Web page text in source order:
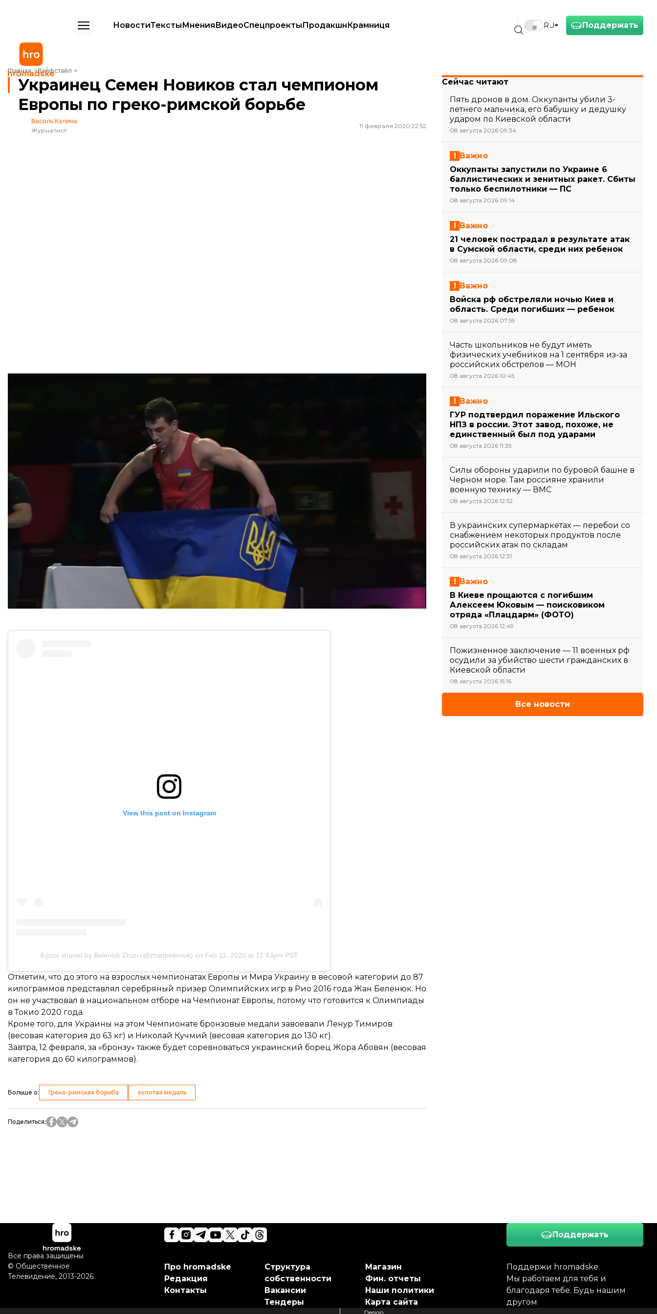
Поддержать
RU
НовостиТекстыМненияВидеоСпецпроектыПродакшнКрамниця
Главная Лайфстайл
Украинец Семен Новиков стал чемпионом Европы по греко-римской борьбе
Украинец Семен Новиков стал чемпионом
Европы по греко-римской борьбе
Василь Калина
Журналист
11 февраля 2020 22:52
Украинский 23—летний борец греко—римского стиля Семен Новиков завоевал золотую медаль,
дебютировав на Чемпионате Европы среди взрослых, который проходит в Риме, в весовой
За «золото» Новиков боролся с венгром Льоринзом, которого победил со счетом 7:1.
В 1/8 финала Новиков досрочно победил испанца Гаска Фреснеду со счетом 9:0 — для досрочной
победы нужен разрыв в 8 баллов, или удержать соперника на лопатках — ред.
В 1/4 украинец выиграл турка Матехена Басара со счетом 7:2, а в полуфинале на последних секундах
победил у российского спортсмена Александра Комарова, схватка закончилась со счетом 6:3.
View this post on Instagram
A post shared by Beleniuk Zhan (@zhanbeleniuk) on Feb 11, 2020 at 12:43pm PST
Отметим, что до этого на взрослых чемпионатах Европы и Мира Украину в весовой категории до 87
килограммов представлял серебряный призер Олимпийских игр в Рио 2016 года Жан Беленюк. Но
он не участвовал в национальном отборе на Чемпионат Европы, потому что готовится к Олимпиады
в Токио 2020 года.
Кроме того, для Украины на этом Чемпионате бронзовые медали завоевали Ленур Тимиров
(весовая категория до 63 кг) и Николай Кучмий (весовая категория до 130 кг).
Завтра, 12 февраля, за «бронзу» также будет соревноваться украинский борец Жора Абовян (весовая
категория до 60 килограммов).
Больше о: Греко-римская борьба золотая медаль
Поделиться:
Сейчас читают
Пять дронов в дом. Оккупанты убили 3-
летнего мальчика, его бабушку и дедушку
ударом по Киевской области
08 августа 2026 09:34
Важно
Оккупанты запустили по Украине 6
баллистических и зенитных ракет. Сбиты
только беспилотники — ПС
08 августа 2026 09:14
Важно
21 человек пострадал в результате атак
в Сумской области, среди них ребенок
08 августа 2026 09:08
Важно
Войска рф обстреляли ночью Киев и
область. Среди погибших — ребенок
08 августа 2026 07:59
Часть школьников не будут иметь
физических учебников на 1 сентября из-за
российских обстрелов — МОН
08 августа 2026 10:45
Важно
ГУР подтвердил поражение Ильского
НПЗ в россии. Этот завод, похоже, не
единственный был под ударами
08 августа 2026 11:35
Силы обороны ударили по буровой башне в
Черном море. Там россияне хранили
военную технику — ВМС
08 августа 2026 12:52
В украинских супермаркетах — перебои со
снабжением некоторых продуктов после
российских атак по складам
08 августа 2026 12:31
Важно
В Киеве прощаются с погибшим
Алексеем Юковым — поисковиком
отряда «Плацдарм» (ФОТО)
08 августа 2026 12:49
Пожизненное заключение — 11 военных рф
осудили за убийство шести гражданских в
Киевской области
08 августа 2026 15:16
Все новости
Поддержать
Поддержи hromadske.
Мы работаем для тебя и
благодаря тебе. Будь нашим
другом
Про hromadske
Редакция
Контакты
Структура
собственности
Вакансии
Тендеры
Магазин
Фин. отчеты
Наши политики
Карта сайта
Все права защищены:
© Общественное
Телевидение, 2013-2026.
Design